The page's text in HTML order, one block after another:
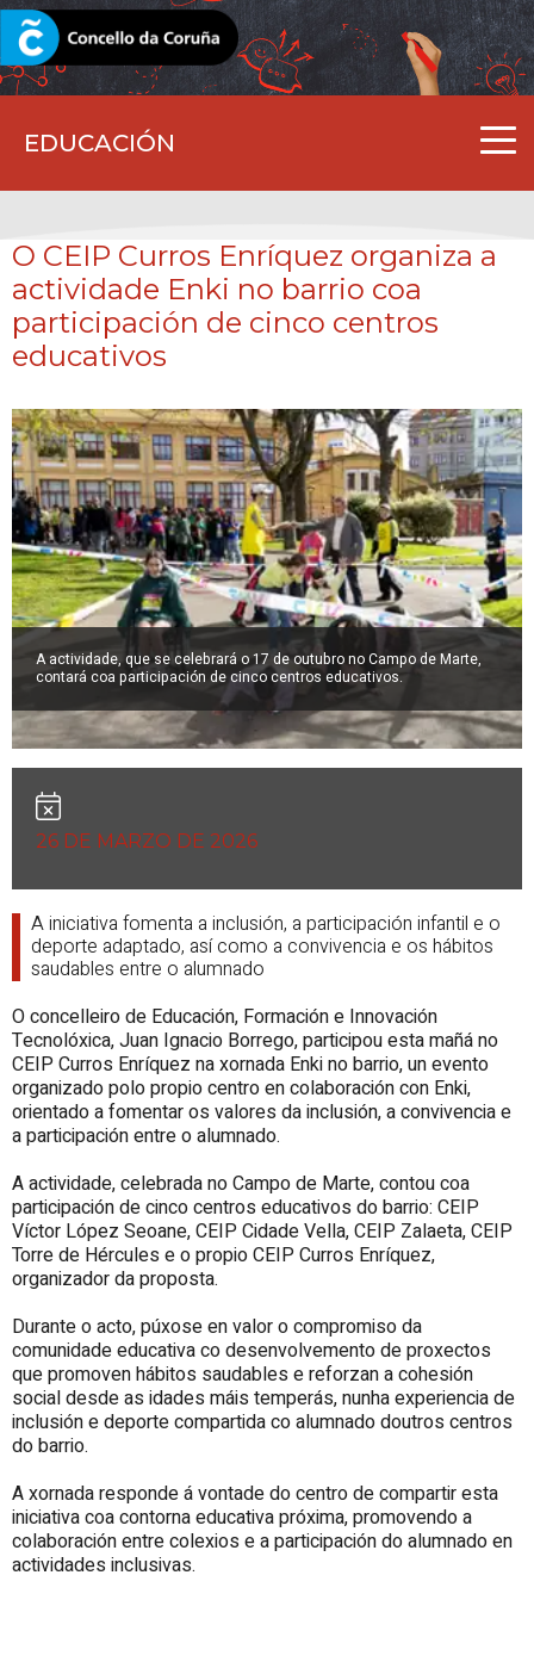
EDUCACIÓN
CORUNA.GAL
O CEIP Curros Enríquez organiza a
actividade Enki no barrio coa
participación de cinco centros
educativos
A actividade, que se celebrará o 17 de outubro no Campo de Marte,
contará coa participación de cinco centros educativos.
26 DE MARZO DE 2026
A iniciativa fomenta a inclusión, a participación infantil e o
deporte adaptado, así como a convivencia e os hábitos
saudables entre o alumnado
O concelleiro de Educación, Formación e Innovación
Tecnolóxica, Juan Ignacio Borrego, participou esta mañá no
CEIP Curros Enríquez na xornada Enki no barrio, un evento
organizado polo propio centro en colaboración con Enki,
orientado a fomentar os valores da inclusión, a convivencia e
a participación entre o alumnado.
A actividade, celebrada no Campo de Marte, contou coa
participación de cinco centros educativos do barrio: CEIP
Víctor López Seoane, CEIP Cidade Vella, CEIP Zalaeta, CEIP
Torre de Hércules e o propio CEIP Curros Enríquez,
organizador da proposta.
Durante o acto, púxose en valor o compromiso da
comunidade educativa co desenvolvemento de proxectos
que promoven hábitos saudables e reforzan a cohesión
social desde as idades máis temperás, nunha experiencia de
inclusión e deporte compartida co alumnado doutros centros
do barrio.
A xornada responde á vontade do centro de compartir esta
iniciativa coa contorna educativa próxima, promovendo a
colaboración entre colexios e a participación do alumnado en
actividades inclusivas.